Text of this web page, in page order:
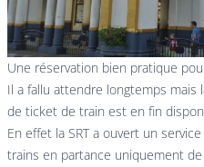
Une réservation bien pratique
Il a fallu attendre longtemps mais
de ticket de train est en fin
En effet la SRT a ouvert un
trains en partance uniquement de